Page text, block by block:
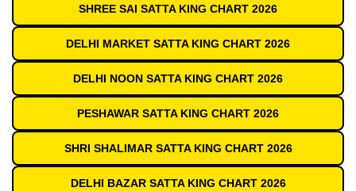
SHREE SAI SATTA KING CHART 2026
DELHI MARKET SATTA KING CHART 2026
DELHI NOON SATTA KING CHART 2026
PESHAWAR SATTA KING CHART 2026
SHRI SHALIMAR SATTA KING CHART 2026
DELHI BAZAR SATTA KING CHART 2026